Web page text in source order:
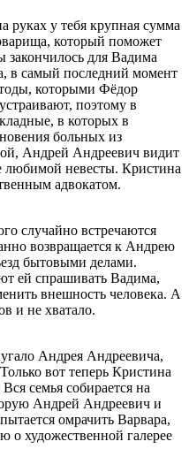
руках у тебя крупная сумма
который поможет
закончилось для Вадима
в самый последний момент
которыми Фёдор
поэтому в
в которых в
больных из
Андрей Андреевич видит
любимой невесты. Кристина
адвокатом.
случайно встречаются
возвращается к Андрею
бытовыми делами.
ей спрашивать Вадима,
внешность человека. А
и не хватало.
Андрея Андреевича,
вот теперь Кристина
семья собирается на
Андрей Андреевич и
омрачить Варвара,
художественной галерее